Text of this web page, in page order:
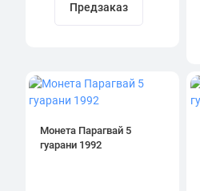
Предзаказ
Монета Парагвай 5
гуарани 1992